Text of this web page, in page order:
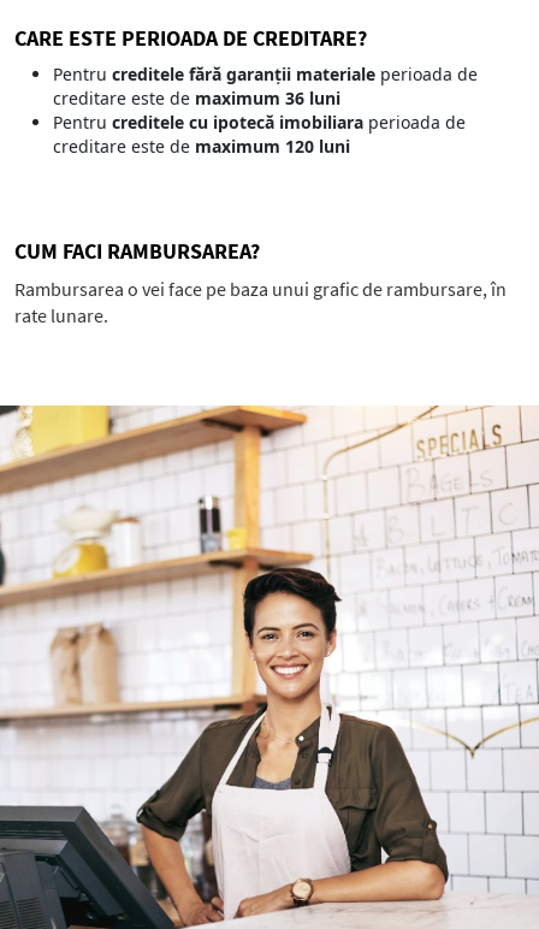
CARE ESTE PERIOADA DE CREDITARE?
Pentru creditele fără garanții materiale perioada de
creditare este de maximum 36 luni
Pentru creditele cu ipotecă imobiliara perioada de
creditare este de maximum 120 luni
CUM FACI RAMBURSAREA?
Rambursarea o vei face pe baza unui grafic de rambursare, în
rate lunare.